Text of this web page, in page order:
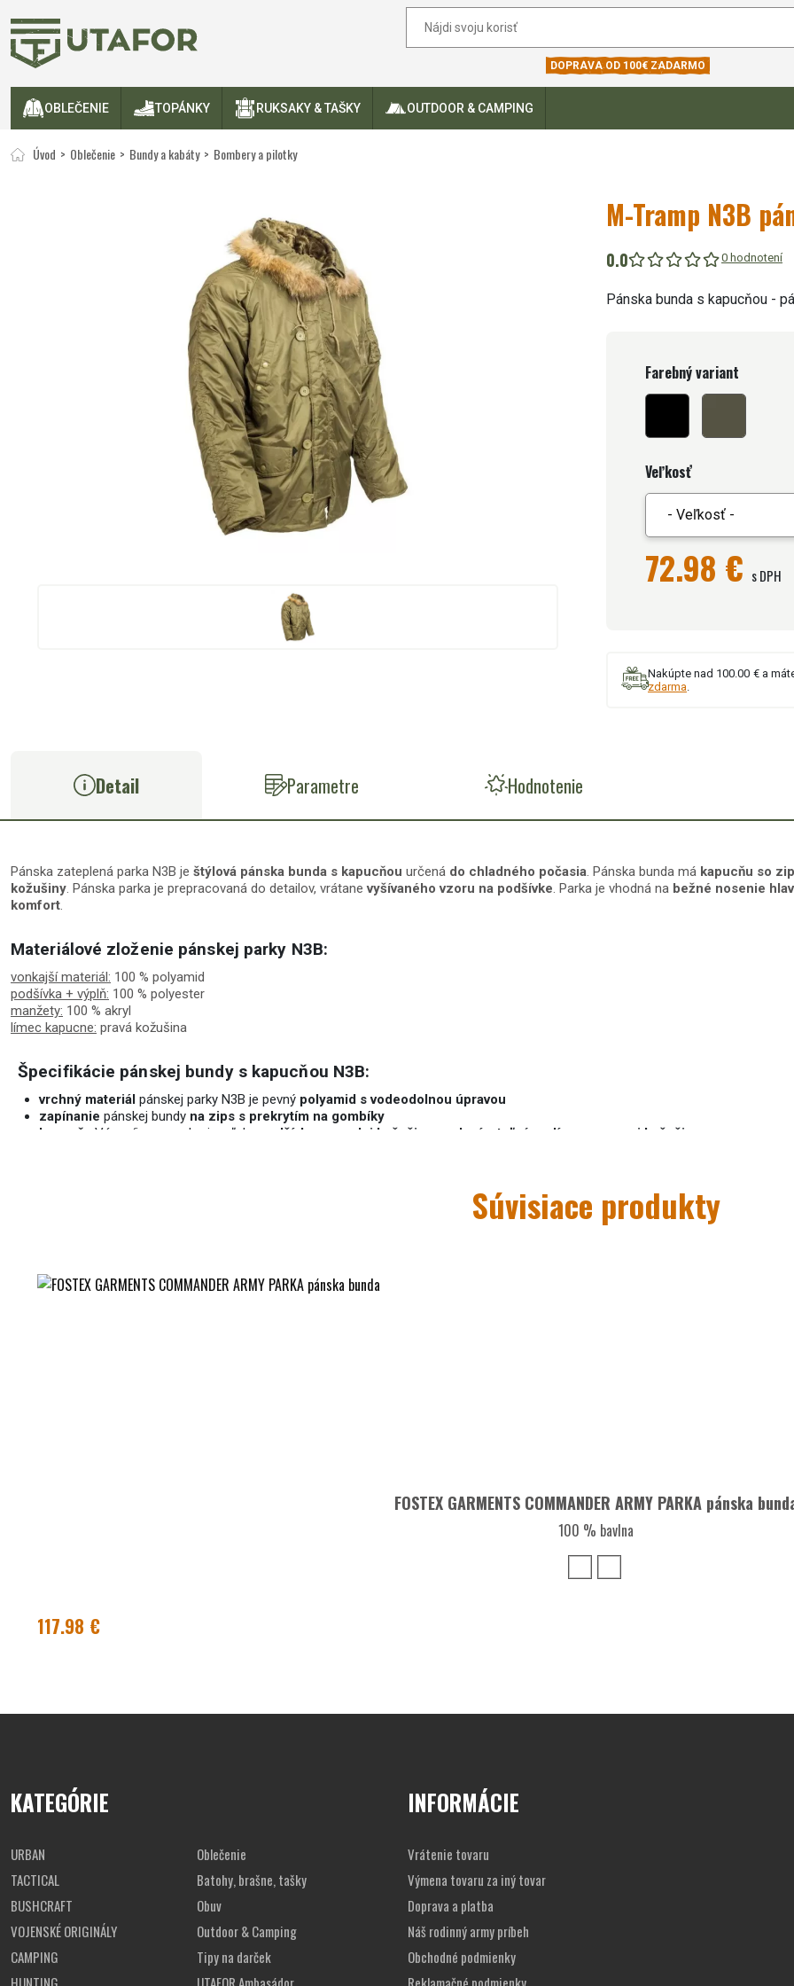
DOPRAVA OD 100€ ZADARMO
OBLEČENIE TOPÁNKY RUKSAKY & TAŠKY OUTDOOR & CAMPING
Úvod Oblečenie Bundy a kabáty Bombery a pilotky
M-Tramp N3B
0.0 0 hodnotení
Pánska bunda s kapucňou -
Farebný variant
Veľkosť
- Veľkosť -
72.98 € s DPH
Nakúpte nad 100.00 € a
zdarma.
Detail Parametre Hodnotenie
Pánska zateplená parka N3B je štýlová pánska bunda s kapucňou určená do chladného počasia. Pánska bunda má kapucňu so
kožušiny. Pánska parka je prepracovaná do detailov, vrátanevyšívaného vzoru na podšívke. Parka je vhodná na bežné nosenie
komfort.
Materiálové zloženie pánskej parky N3B:
vonkajší materiál: 100 % polyamid
podšívka + výplň: 100 % polyester
manžety: 100 % akryl
límec kapucne: pravá kožušina
Špecifikácie pánskej bundy s kapucňou N3B:
vrchný materiál pánskej parky N3B je pevný polyamid s vodeodolnou úpravou
zapínanie pánskej bundy na zips s prekrytím na gombíky
kapucňa
Vás príjemne zahreje vďaka
podšívke z umelej kožušiny a odopínateľnému límcu z pravej kožušiny
malé vrecko na ľavom rukáve na zips + organizér na písacie potrebySúvisiace produkty
FOSTEX GARMENTS COMMANDER ARMY PARKA pánska
100 % bavlna
117.98 €
KATEGÓRIE
URBAN
TACTICAL
BUSHCRAFT
VOJENSKÉ ORIGINÁLY
CAMPING
Oblečenie
Batohy, brašne, tašky
Obuv
Outdoor & Camping
Tipy na darček
INFORMÁCIE
Vrátenie tovaru
Výmena tovaru za iný tovar
Doprava a platba
Náš rodinný army príbeh
Obchodné podmienky